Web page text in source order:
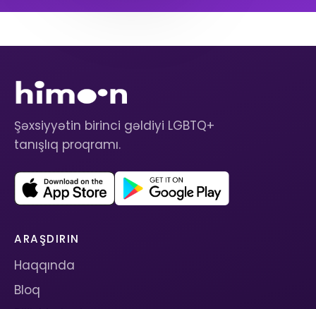
Şəxsiyyətin birinci gəldiyi LGBTQ+
tanışlıq proqramı.
ARAŞDIRIN
Haqqında
Bloq